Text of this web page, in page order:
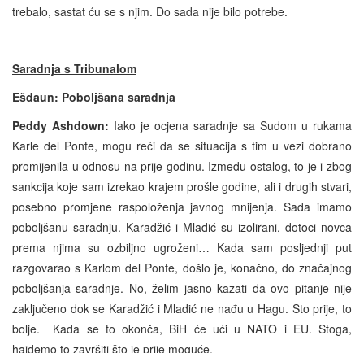
trebalo, sastat ću se s njim. Do sada nije bilo potrebe.
Saradnja s Tribunalom
Ešdaun: Poboljšana saradnja
Peddy Ashdown: Iako je ocjena saradnje sa Sudom u rukama
Karle del Ponte, mogu reći da se situacija s tim u vezi dobrano
promijenila u odnosu na prije godinu. Između ostalog, to je i zbog
sankcija koje sam izrekao krajem prošle godine, ali i drugih stvari,
posebno promjene raspoloženja javnog mnijenja. Sada imamo
poboljšanu saradnju. Karadžić i Mladić su izolirani, dotoci novca
prema njima su ozbiljno ugroženi… Kada sam posljednji put
razgovarao s Karlom del Ponte, došlo je, konačno, do značajnog
poboljšanja saradnje. No, želim jasno kazati da ovo pitanje nije
zaključeno dok se Karadžić i Mladić ne nađu u Hagu. Što prije, to
bolje. Kada se to okonča, BiH će ući u NATO i EU. Stoga,
hajdemo to završiti što je prije moguće.